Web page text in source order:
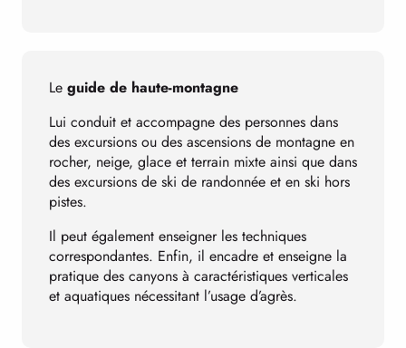
Le guide de haute-montagne
Lui conduit et accompagne des personnes dans
des excursions ou des ascensions de montagne en
rocher, neige, glace et terrain mixte ainsi que dans
des excursions de ski de randonnée et en ski hors
pistes.
Il peut également enseigner les techniques
correspondantes. Enfin, il encadre et enseigne la
pratique des canyons à caractéristiques verticales
et aquatiques nécessitant l’usage d’agrès.